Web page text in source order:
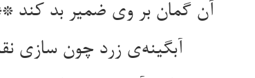
آن گمان بر وی ضمیر بد